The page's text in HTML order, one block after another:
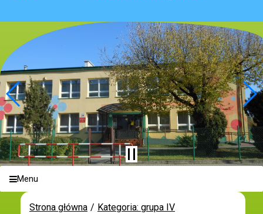
Menu
Strona główna
Kategoria: grupa IV